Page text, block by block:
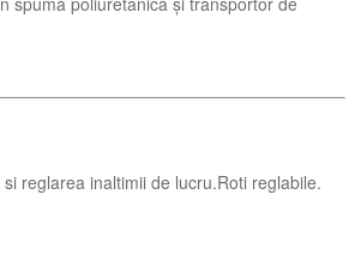
reglarea inaltimii de lucru.Roti reglabile.